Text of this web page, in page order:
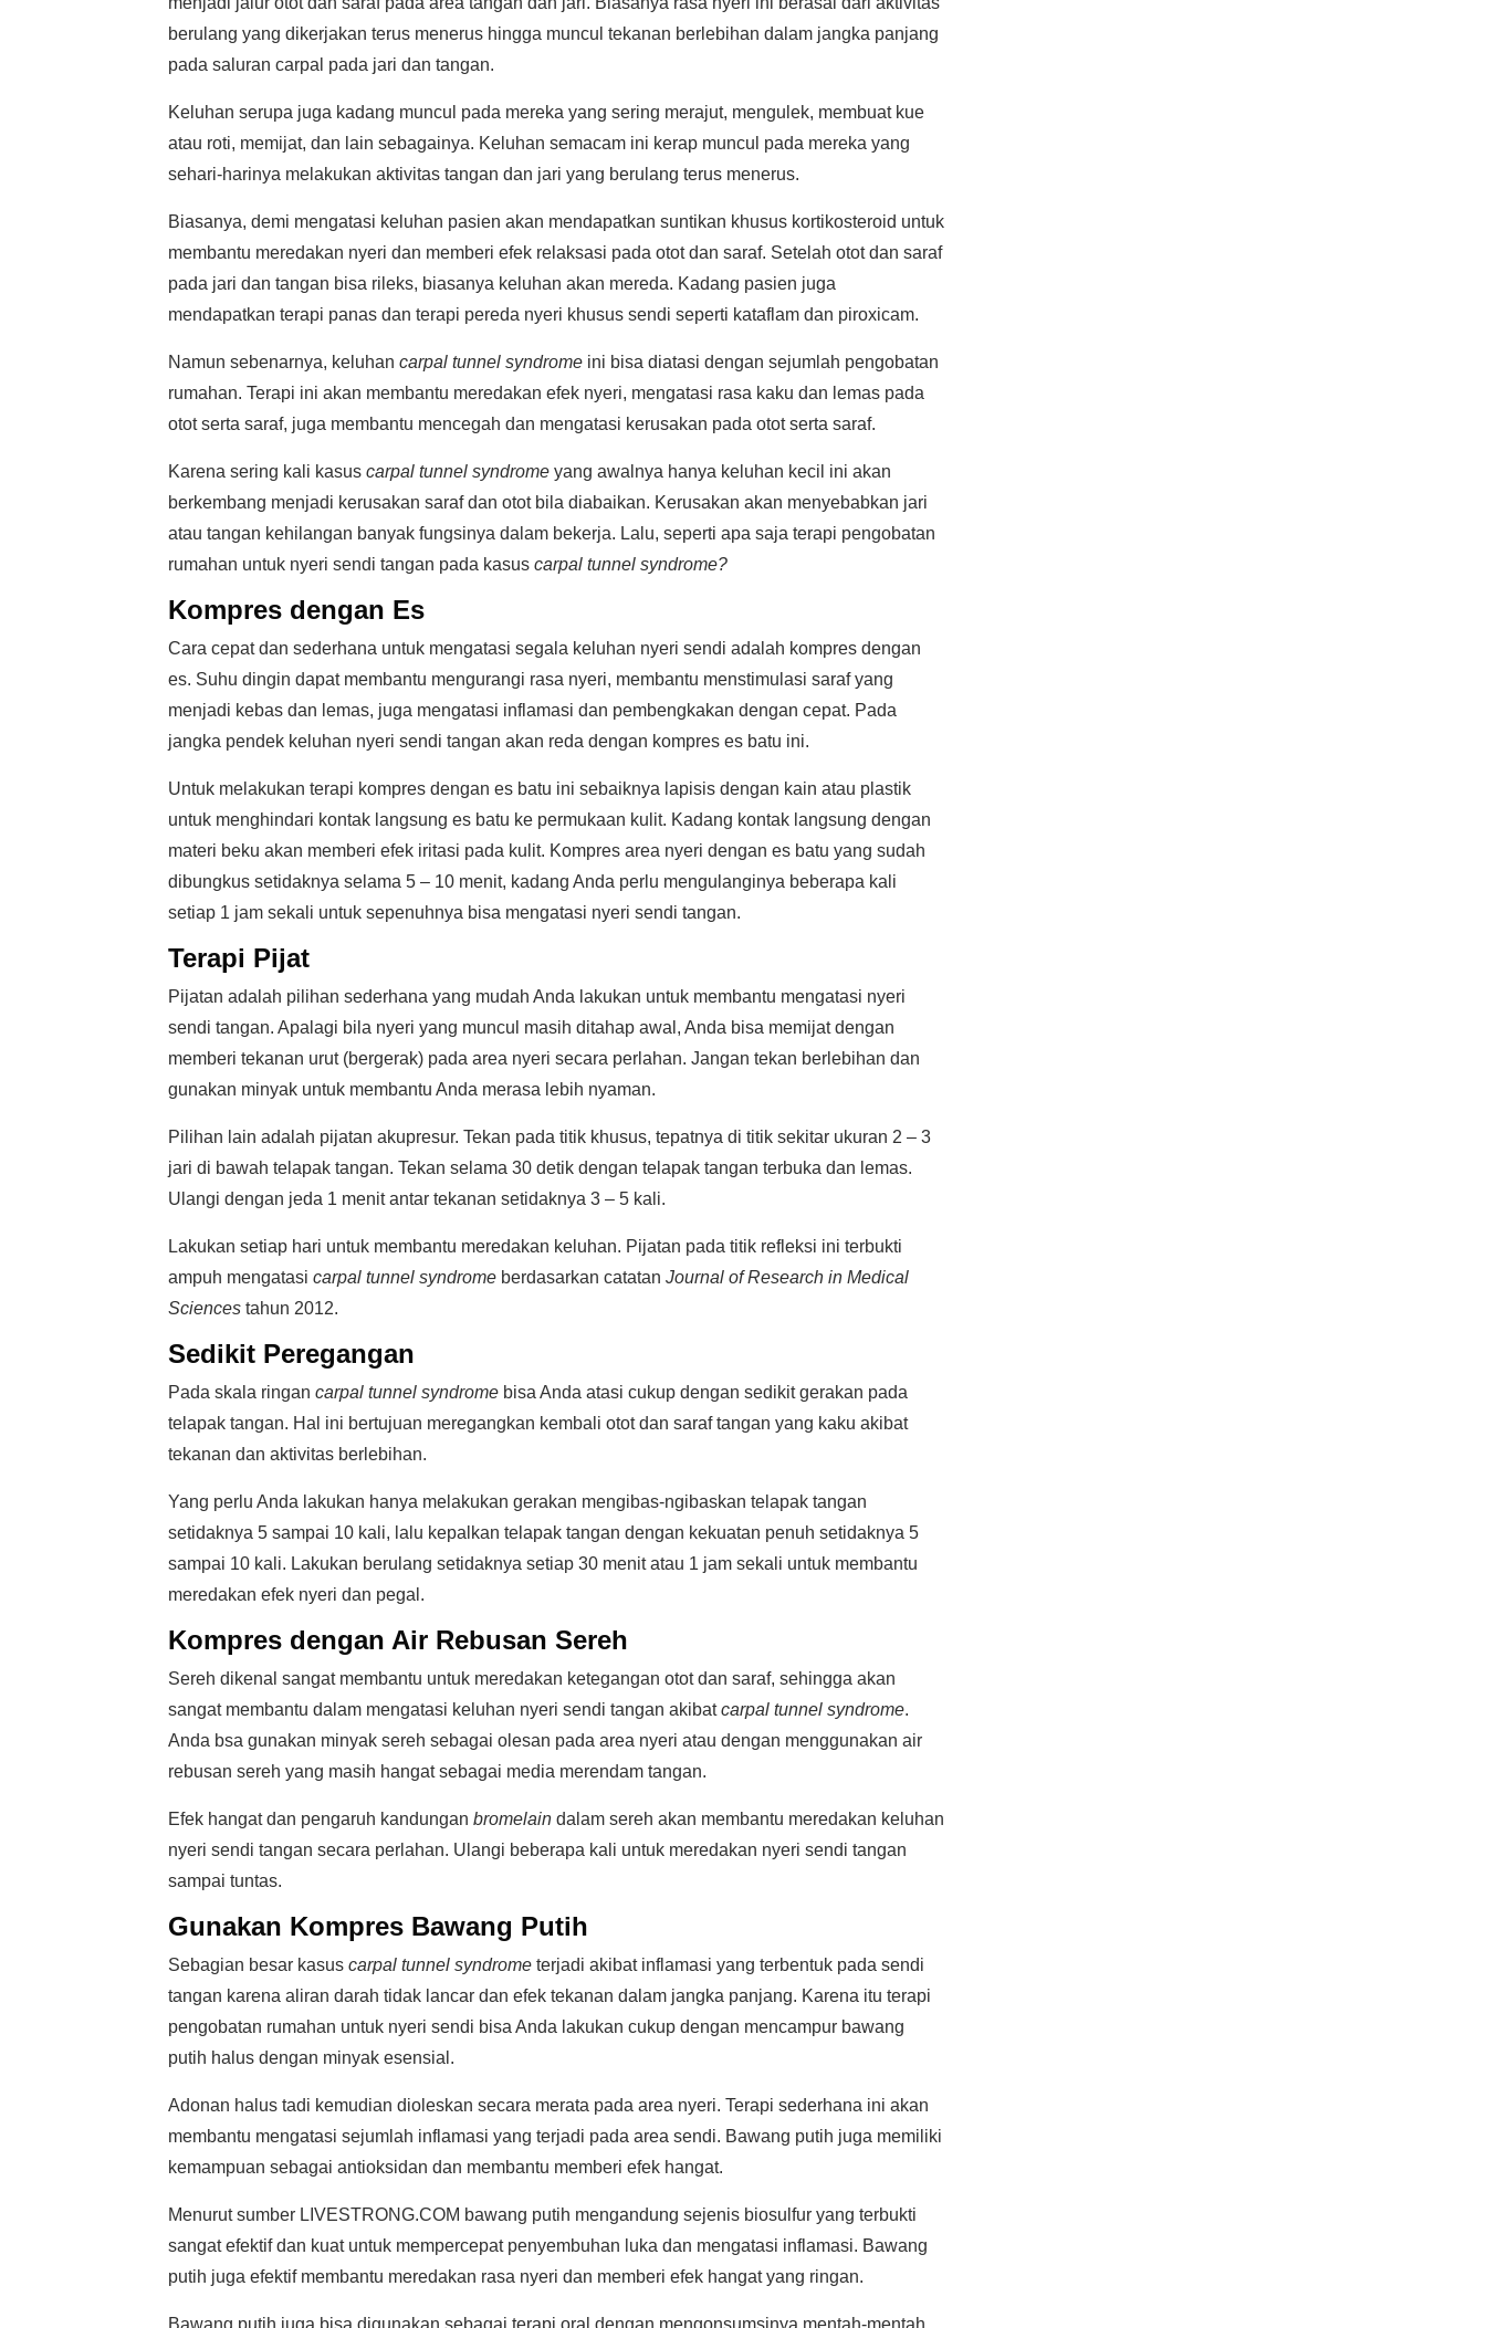
berulang yang dikerjakan terus menerus hingga muncul tekanan berlebihan dalam jangka panjang
pada saluran carpal pada jari dan tangan.
Keluhan serupa juga kadang muncul pada mereka yang sering merajut, mengulek, membuat kue
atau roti, memijat, dan lain sebagainya. Keluhan semacam ini kerap muncul pada mereka yang
sehari-harinya melakukan aktivitas tangan dan jari yang berulang terus menerus.
Biasanya, demi mengatasi keluhan pasien akan mendapatkan suntikan khusus kortikosteroid untuk
membantu meredakan nyeri dan memberi efek relaksasi pada otot dan saraf. Setelah otot dan saraf
pada jari dan tangan bisa rileks, biasanya keluhan akan mereda. Kadang pasien juga
mendapatkan terapi panas dan terapi pereda nyeri khusus sendi seperti kataflam dan piroxicam.
Namun sebenarnya, keluhan carpal tunnel syndrome ini bisa diatasi dengan sejumlah pengobatan
rumahan. Terapi ini akan membantu meredakan efek nyeri, mengatasi rasa kaku dan lemas pada
otot serta saraf, juga membantu mencegah dan mengatasi kerusakan pada otot serta saraf.
Karena sering kali kasus carpal tunnel syndrome yang awalnya hanya keluhan kecil ini akan
berkembang menjadi kerusakan saraf dan otot bila diabaikan. Kerusakan akan menyebabkan jari
atau tangan kehilangan banyak fungsinya dalam bekerja. Lalu, seperti apa saja terapi pengobatan
rumahan untuk nyeri sendi tangan pada kasus carpal tunnel syndrome?
Kompres dengan Es
Cara cepat dan sederhana untuk mengatasi segala keluhan nyeri sendi adalah kompres dengan
es. Suhu dingin dapat membantu mengurangi rasa nyeri, membantu menstimulasi saraf yang
menjadi kebas dan lemas, juga mengatasi inflamasi dan pembengkakan dengan cepat. Pada
jangka pendek keluhan nyeri sendi tangan akan reda dengan kompres es batu ini.
Untuk melakukan terapi kompres dengan es batu ini sebaiknya lapisis dengan kain atau plastik
untuk menghindari kontak langsung es batu ke permukaan kulit. Kadang kontak langsung dengan
materi beku akan memberi efek iritasi pada kulit. Kompres area nyeri dengan es batu yang sudah
dibungkus setidaknya selama 5 – 10 menit, kadang Anda perlu mengulanginya beberapa kali
setiap 1 jam sekali untuk sepenuhnya bisa mengatasi nyeri sendi tangan.
Terapi Pijat
Pijatan adalah pilihan sederhana yang mudah Anda lakukan untuk membantu mengatasi nyeri
sendi tangan. Apalagi bila nyeri yang muncul masih ditahap awal, Anda bisa memijat dengan
memberi tekanan urut (bergerak) pada area nyeri secara perlahan. Jangan tekan berlebihan dan
gunakan minyak untuk membantu Anda merasa lebih nyaman.
Pilihan lain adalah pijatan akupresur. Tekan pada titik khusus, tepatnya di titik sekitar ukuran 2 – 3
jari di bawah telapak tangan. Tekan selama 30 detik dengan telapak tangan terbuka dan lemas.
Ulangi dengan jeda 1 menit antar tekanan setidaknya 3 – 5 kali.
Lakukan setiap hari untuk membantu meredakan keluhan. Pijatan pada titik refleksi ini terbukti
ampuh mengatasi carpal tunnel syndrome berdasarkan catatan Journal of Research in Medical
Sciences tahun 2012.
Sedikit Peregangan
Pada skala ringan carpal tunnel syndrome bisa Anda atasi cukup dengan sedikit gerakan pada
telapak tangan. Hal ini bertujuan meregangkan kembali otot dan saraf tangan yang kaku akibat
tekanan dan aktivitas berlebihan.
Yang perlu Anda lakukan hanya melakukan gerakan mengibas-ngibaskan telapak tangan
setidaknya 5 sampai 10 kali, lalu kepalkan telapak tangan dengan kekuatan penuh setidaknya 5
sampai 10 kali. Lakukan berulang setidaknya setiap 30 menit atau 1 jam sekali untuk membantu
meredakan efek nyeri dan pegal.
Kompres dengan Air Rebusan Sereh
Sereh dikenal sangat membantu untuk meredakan ketegangan otot dan saraf, sehingga akan
sangat membantu dalam mengatasi keluhan nyeri sendi tangan akibatcarpal tunnel syndrome.
Anda bsa gunakan minyak sereh sebagai olesan pada area nyeri atau dengan menggunakan air
rebusan sereh yang masih hangat sebagai media merendam tangan.
Efek hangat dan pengaruh kandungan bromelain dalam sereh akan membantu meredakan keluhan
nyeri sendi tangan secara perlahan. Ulangi beberapa kali untuk meredakan nyeri sendi tangan
sampai tuntas.
Gunakan Kompres Bawang Putih
Sebagian besar kasus carpal tunnel syndrome terjadi akibat inflamasi yang terbentuk pada sendi
tangan karena aliran darah tidak lancar dan efek tekanan dalam jangka panjang. Karena itu terapi
pengobatan rumahan untuk nyeri sendi bisa Anda lakukan cukup dengan mencampur bawang
putih halus dengan minyak esensial.
Adonan halus tadi kemudian dioleskan secara merata pada area nyeri. Terapi sederhana ini akan
membantu mengatasi sejumlah inflamasi yang terjadi pada area sendi. Bawang putih juga memiliki
kemampuan sebagai antioksidan dan membantu memberi efek hangat.
Menurut sumber LIVESTRONG.COM bawang putih mengandung sejenis biosulfur yang terbukti
sangat efektif dan kuat untuk mempercepat penyembuhan luka dan mengatasi inflamasi. Bawang
putih juga efektif membantu meredakan rasa nyeri dan memberi efek hangat yang ringan.
Bawang putih juga bisa digunakan sebagai terapi oral dengan mengonsumsinya mentah-mentah.